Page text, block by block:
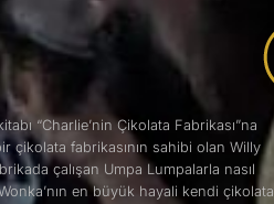
“Charlie’nin Çikolata Fabrikası”na
çikolata fabrikasının sahibi olan Willy
çalışan Umpa Lumpalarla nasıl
en büyük hayali kendi çikolata